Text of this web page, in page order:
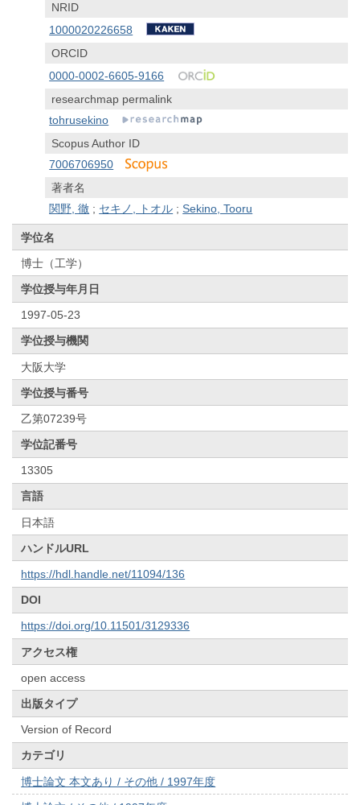
NRID
1000020226658
ORCID
0000-0002-6605-9166
researchmap permalink
tohrusekino
Scopus Author ID
7006706950
著者名
関野, 徹 ; セキノ, トオル ;Sekino, Tooru
学位名
博士（工学）
学位授与年月日
1997-05-23
学位授与機関
大阪大学
学位授与番号
乙第07239号
学位記番号
13305
言語
日本語
ハンドルURL
https://hdl.handle.net/11094/136
DOI
https://doi.org/10.11501/3129336
アクセス権
open access
出版タイプ
Version of Record
カテゴリ
博士論文 本文あり / その他 / 1997年度